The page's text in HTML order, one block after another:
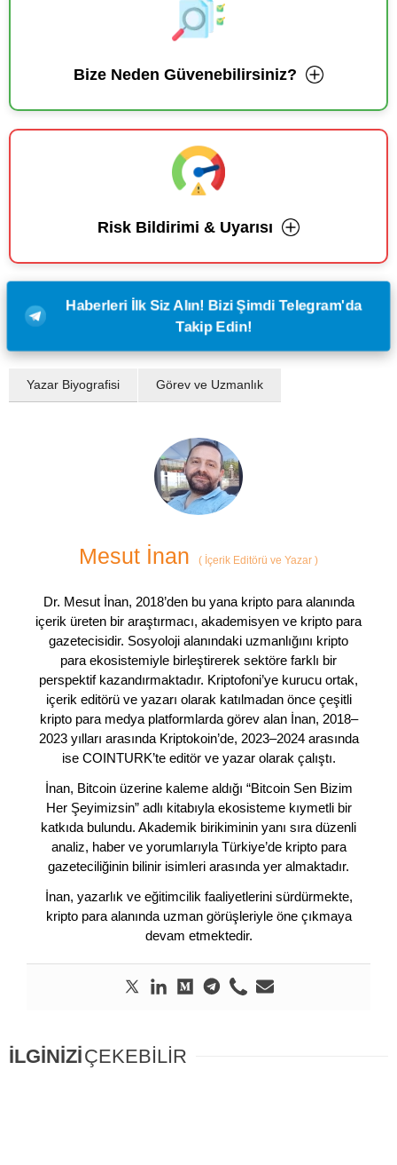
Bize Neden Güvenebilirsiniz?
Risk Bildirimi & Uyarısı
Haberleri İlk Siz Alın! Bizi Şimdi Telegram'da
Takip Edin!
Yazar Biyografisi Görev ve Uzmanlık
Mesut İnan ( İçerik Editörü ve Yazar )
Dr. Mesut İnan, 2018’den bu yana kripto para alanında
içerik üreten bir araştırmacı, akademisyen ve kripto para
gazetecisidir. Sosyoloji alanındaki uzmanlığını kripto
para ekosistemiyle birleştirerek sektöre farklı bir
perspektif kazandırmaktadır. Kriptofoni’ye kurucu ortak,
içerik editörü ve yazarı olarak katılmadan önce çeşitli
kripto para medya platformlarda görev alan İnan, 2018–
2023 yılları arasında Kriptokoin’de, 2023–2024 arasında
ise COINTURK’te editör ve yazar olarak çalıştı.
İnan, Bitcoin üzerine kaleme aldığı “Bitcoin Sen Bizim
Her Şeyimizsin” adlı kitabıyla ekosisteme kıymetli bir
katkıda bulundu. Akademik birikiminin yanı sıra düzenli
analiz, haber ve yorumlarıyla Türkiye’de kripto para
gazeteciliğinin bilinir isimleri arasında yer almaktadır.
İnan, yazarlık ve eğitimcilik faaliyetlerini sürdürmekte,
kripto para alanında uzman görüşleriyle öne çıkmaya
devam etmektedir.
İLGİNİZİÇEKEBİLİR